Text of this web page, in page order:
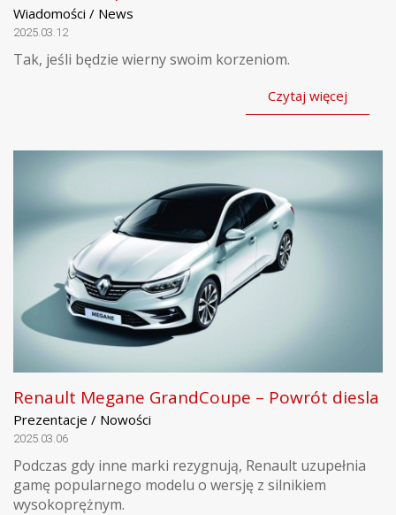
Wiadomości / News
2025.03.12
Tak, jeśli będzie wierny swoim korzeniom.
Czytaj więcej
Renault Megane GrandCoupe – Powrót diesla
Prezentacje / Nowości
2025.03.06
Podczas gdy inne marki rezygnują, Renault uzupełnia
gamę popularnego modelu o wersję z silnikiem
wysokoprężnym.